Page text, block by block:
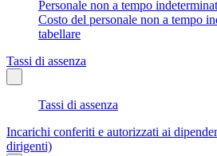
Personale non a tempo
Costo del personale non a tempo
tabellare
Tassi di assenza
Tassi di assenza
Incarichi conferiti e autorizzati ai
dirigenti)